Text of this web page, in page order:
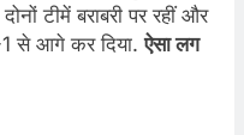
टीमें बराबरी पर रहीं और
1 से आगे कर दिया.ऐसा लग